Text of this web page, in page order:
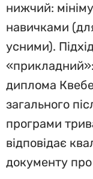
нижчий:
навичками
усними).
«прикладний»:
диплома
загального
програми
відповідає
документу про